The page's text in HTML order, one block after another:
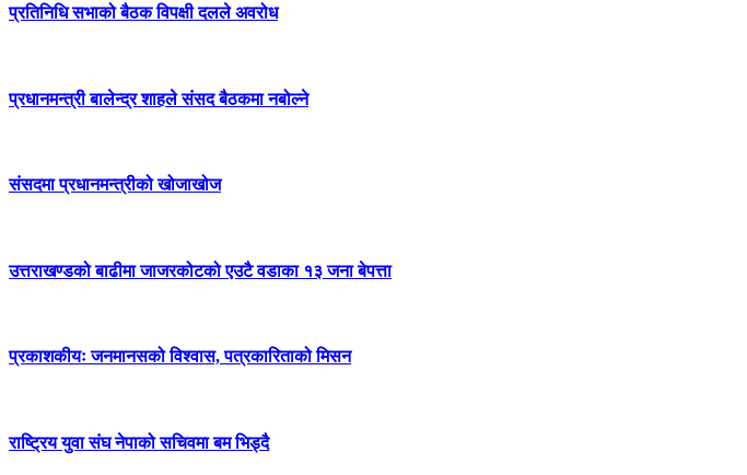
प्रतिनिधि सभाको बैठक विपक्षी दलले अवरोध
प्रधानमन्त्री बालेन्द्र शाहले संसद बैठकमा नबोल्ने
संसदमा प्रधानमन्त्रीको खोजाखोज
उत्तराखण्डको बाढीमा जाजरकोटको एउटै वडाका १३ जना बेपत्ता
प्रकाशकीयः जनमानसको विश्वास, पत्रकारिताको मिसन
राष्ट्रिय युवा संघ नेपाको सचिवमा बम भिड्दै